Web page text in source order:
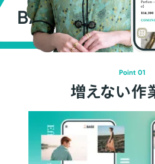
BASEが強い3つ
Point 01
増えない作